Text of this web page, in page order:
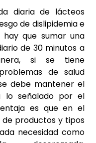
diaria de lácteos
de dislipidemia e
que sumar una
de 30 minutos a
si se tiene
de salud
debe mantener el
lo señalado por el
es que en el
productos y tipos
necesidad como